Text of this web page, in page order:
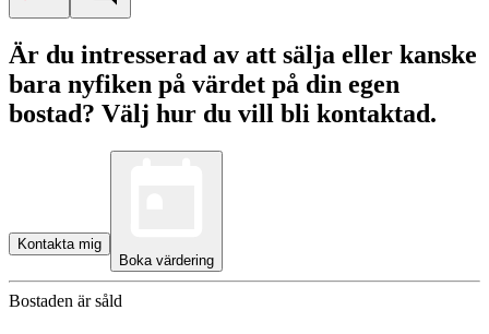
Är du intresserad av att sälja eller kanske
bara nyfiken på värdet på din egen
bostad? Välj hur du vill bli kontaktad.
Kontakta mig
Boka värdering
Bostaden är såld